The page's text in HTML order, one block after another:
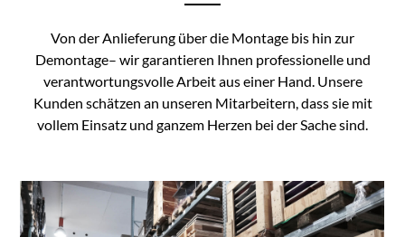
Von der Anlieferung über die Montage bis hin zur
Demontage– wir garantieren Ihnen professionelle und
verantwortungsvolle Arbeit aus einer Hand. Unsere
Kunden schätzen an unseren Mitarbeitern, dass sie mit
vollem Einsatz und ganzem Herzen bei der Sache sind.